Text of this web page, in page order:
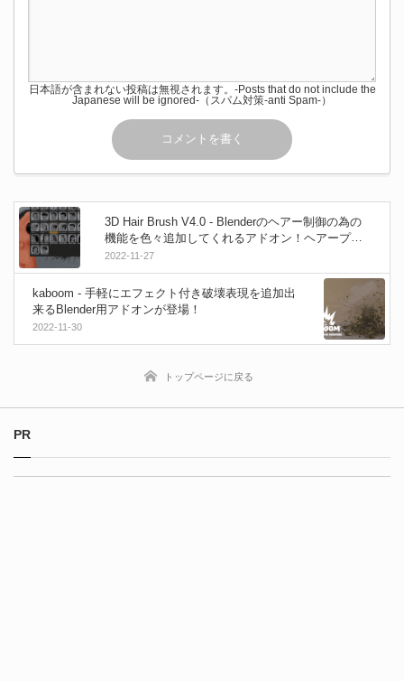
日本語が含まれない投稿は無視されます。-Posts that do not include the
Japanese will be ignored-（スパム対策-anti Spam-）
3D Hair Brush V4.0 - Blenderのヘアー制御の為の
機能を色々追加してくれるアドオン！ヘアープリ
セットを追加した最新アップデート！
2022-11-27
kaboom - 手軽にエフェクト付き破壊表現を追加出
来るBlender用アドオンが登場！
2022-11-30
トップページに戻る
PR